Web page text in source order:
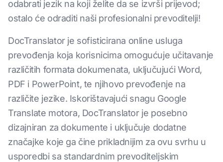
odabrati jezik na koji želite da se izvrši prijevod;
ostalo će odraditi naši profesionalni prevoditelji!
DocTranslator je sofisticirana online usluga
prevođenja koja korisnicima omogućuje učitavanje
različitih formata dokumenata, uključujući Word,
PDF i PowerPoint, te njihovo prevođenje na
različite jezike. Iskorištavajući snagu Google
Translate motora, DocTranslator je posebno
dizajniran za dokumente i uključuje dodatne
značajke koje ga čine prikladnijim za ovu svrhu u
usporedbi sa standardnim prevoditeljskim